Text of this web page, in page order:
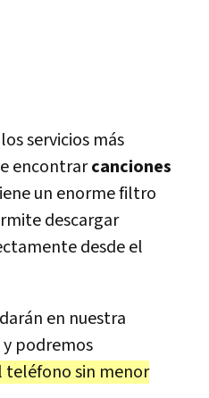
servicios más
encontrarcanciones
un enorme filtro
descargar
desde el
en nuestra
podremos
teléfono sin menor